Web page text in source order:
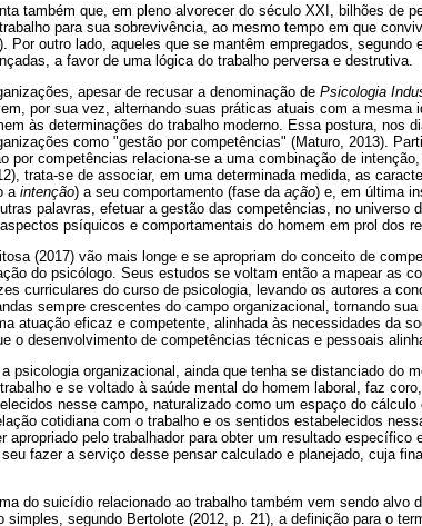
também que, em pleno alvorecer do século XXI, bilhões de
para sua sobrevivência, ao mesmo tempo em que
Por outro lado, aqueles que se mantêm empregados,
a favor de uma lógica do trabalho perversa e destrutiva.
apesar de recusar a denominação de Psicologia
por sua vez, alternando suas práticas atuais com a mesma
às determinações do trabalho moderno. Essa postura, nos
como "gestão por competências" (Maturo, 2013).
por competências relaciona-se a uma combinação de
trata-se de associar, em uma determinada medida, as
a intenção) a seu comportamento (fase da ação) e, em última
palavras, efetuar a gestão das competências, no universo
psíquicos e comportamentais do homem em prol dos
(2017) vão mais longe e se apropriam do conceito de
do psicólogo. Seus estudos se voltam então a mapear as
curriculares do curso de psicologia, levando os autores a
sempre crescentes do campo organizacional, tornando
atuação eficaz e competente, alinhada às necessidades da
o desenvolvimento de competências técnicas e pessoais
psicologia organizacional, ainda que tenha se distanciado do
e se voltado à saúde mental do homem laboral, faz
nesse campo, naturalizado como um espaço do
cotidiana com o trabalho e os sentidos estabelecidos
apropriado pelo trabalhador para obter um resultado
fazer a serviço desse pensar calculado e planejado, cuja
do suicídio relacionado ao trabalho também vem sendo alvo
simples, segundo Bertolote (2012, p. 21), a definição para o